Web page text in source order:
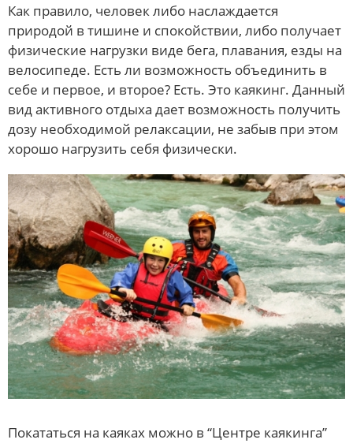
Как правило, человек либо наслаждается
природой в тишине и спокойствии, либо получает
физические нагрузки виде бега, плавания, езды на
велосипеде. Есть ли возможность объединить в
себе и первое, и второе? Есть. Это каякинг. Данный
вид активного отдыха дает возможность получить
дозу необходимой релаксации, не забыв при этом
хорошо нагрузить себя физически.
Покататься на каяках можно в “Центре каякинга”